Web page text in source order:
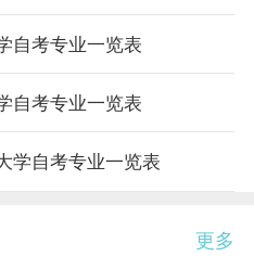
自考专业一览表
自考专业一览表
学自考专业一览表
更多